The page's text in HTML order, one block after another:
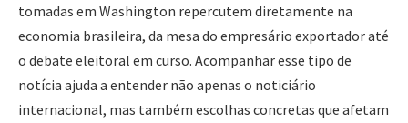
tomadas em Washington repercutem diretamente na
economia brasileira, da mesa do empresário exportador até
o debate eleitoral em curso. Acompanhar esse tipo de
notícia ajuda a entender não apenas o noticiário
internacional, mas também escolhas concretas que afetam